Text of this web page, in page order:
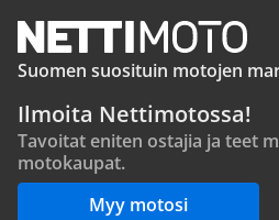
Suomen suosituin motojen
Ilmoita Nettimotossa!
Tavoitat eniten ostajia ja teet
motokaupat.
Myy motosi